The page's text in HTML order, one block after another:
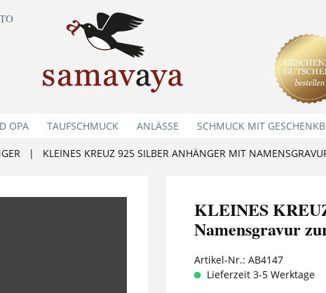
OPA TAUFSCHMUCK ANLÄSSE SCHMUCK MIT
| KLEINES KREUZ 925 SILBER ANHÄNGER MIT
KLEINES
Namensgravur
Artikel-Nr.: AB4147
Lieferzeit 3-5 Werktage